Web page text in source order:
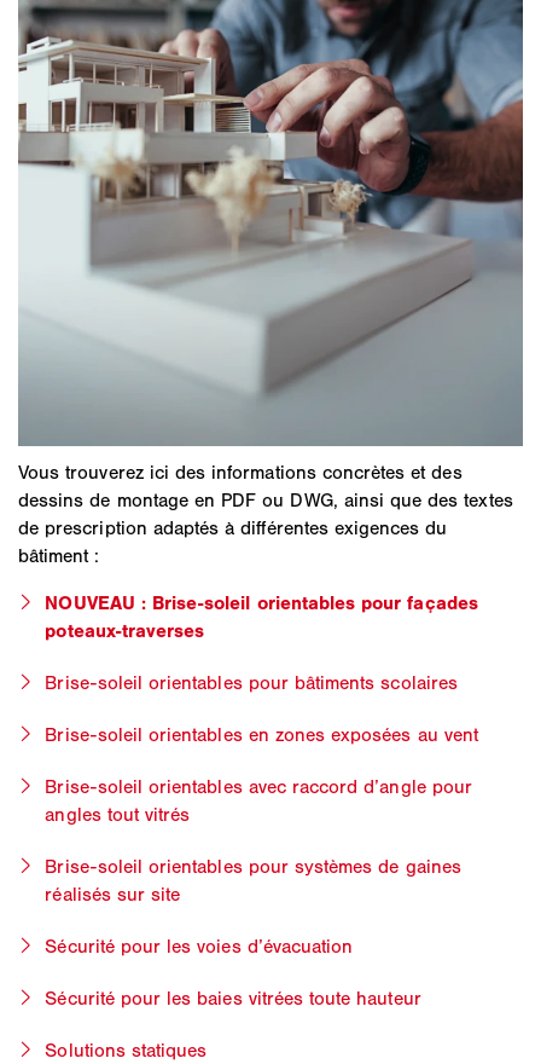
Vous trouverez ici des informations concrètes et des
dessins de montage en PDF ou DWG, ainsi que des textes
de prescription adaptés à différentes exigences du
bâtiment :
NOUVEAU : Brise-soleil orientables pour façades
poteaux-traverses
Brise-soleil orientables pour bâtiments scolaires
Brise-soleil orientables en zones exposées au vent
Brise-soleil orientables avec raccord d’angle pour
angles tout vitrés
Brise-soleil orientables pour systèmes de gaines
réalisés sur site
Sécurité pour les voies d’évacuation
Sécurité pour les baies vitrées toute hauteur
Solutions statiques